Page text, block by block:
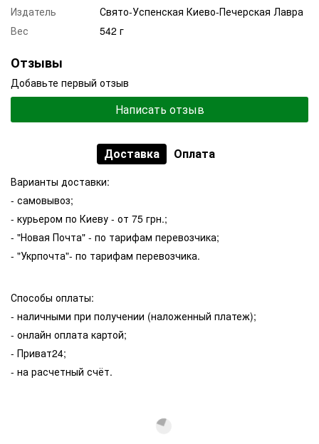
Издатель
Свято-Успенская Киево-Печерская Лавра
Вес
542 г
Отзывы
Добавьте первый отзыв
Написать отзыв
Доставка Оплата
Варианты доставки:
- самовывоз;
- курьером по Киеву - от 75 грн.;
- "Новая Почта" - по тарифам перевозчика;
- "Укрпочта"- по тарифам перевозчика.
Способы оплаты:
- наличными при получении (наложенный платеж);
- онлайн оплата картой;
- Приват24;
- на расчетный счёт.